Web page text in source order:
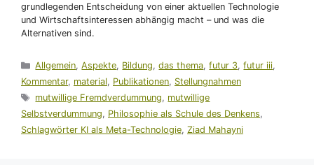
grundlegenden Entscheidung von einer aktuellen Technologie
und Wirtschaftsinteressen abhängig macht – und was die
Alternativen sind.
Kategorien
Allgemein,Aspekte, Bildung,das thema,futur 3,futur iii,
Kommentar, material, Publikationen, Stellungnahmen
Schlagwörter
mutwillige Fremdverdummung, mutwillige
Selbstverdummung, Philosophie als Schule des Denkens,
Schlagwörter KI als Meta-Technologie, Ziad Mahayni